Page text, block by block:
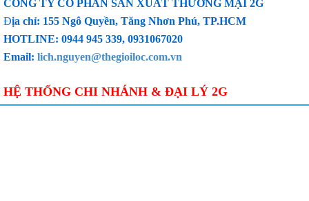
CÔNG TY CỔ PHẦN SẢN XUẤT THƯƠNG MẠI 2G
Địa chỉ: 155 Ngô Quyền, Tăng Nhơn Phú, TP.HCM
HOTLINE: 0944 945 339, 0931067020
Email: lich.nguyen@thegioiloc.com.vn
HỆ THỐNG CHI NHÁNH & ĐẠI LÝ 2G